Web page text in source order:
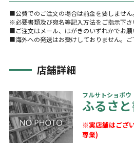
■公費でのご注文の場合は前金を要しません。
※必要書類及び宛名等記入方法をご指示下さ
■ご注文はメール、はがきのいずれかでお願
■海外への発送はお受けしておりません。ご
店舗詳細
フルサトショボウ
ふるさ
※実店舗はござ
専業)